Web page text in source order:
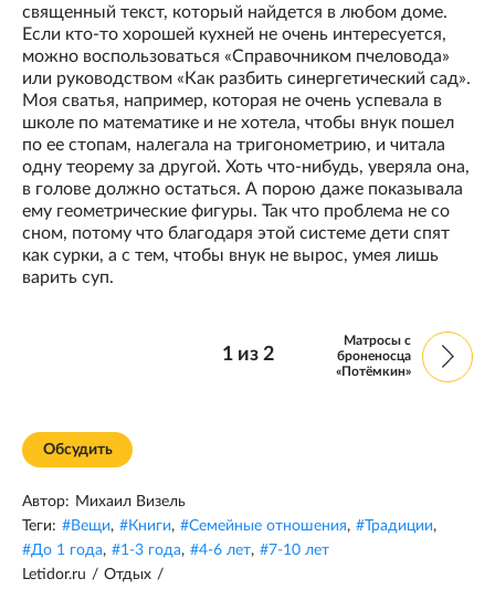
священный текст, который найдется в любом доме.
Если кто-то хорошей кухней не очень интересуется,
можно воспользоваться «Справочником пчеловода»
или руководством «Как разбить синергетический сад».
Моя сватья, например, которая не очень успевала в
школе по математике и не хотела, чтобы внук пошел
по ее стопам, налегала на тригонометрию, и читала
одну теорему за другой. Хоть что-нибудь, уверяла она,
в голове должно остаться. А порою даже показывала
ему геометрические фигуры. Так что проблема не со
сном, потому что благодаря этой системе дети спят
как сурки, а с тем, чтобы внук не вырос, умея лишь
варить суп.
1из 2
Матросы с
броненосца
«Потёмкин»
Обсудить
Автор: Михаил Визель
Теги: #Вещи, #Книги, #Семейные отношения, #Традиции,
#До 1 года, #1-3 года, #4-6 лет, #7-10 лет
Letidor.ru / Отдых /